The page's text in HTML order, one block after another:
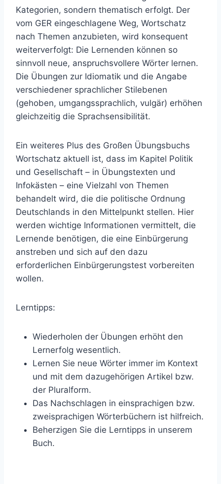
Kategorien, sondern thematisch erfolgt. Der
vom GER eingeschlagene Weg, Wortschatz
nach Themen anzubieten, wird konsequent
weiterverfolgt: Die Lernenden können so
sinnvoll neue, anspruchsvollere Wörter lernen.
Die Übungen zur Idiomatik und die Angabe
verschiedener sprachlicher Stilebenen
(gehoben, umgangssprachlich, vulgär) erhöhen
gleichzeitig die Sprachsensibilität.
Ein weiteres Plus des Großen Übungsbuchs
Wortschatz aktuell ist, dass im Kapitel Politik
und Gesellschaft – in Übungstexten und
Infokästen – eine Vielzahl von Themen
behandelt wird, die die politische Ordnung
Deutschlands in den Mittelpunkt stellen. Hier
werden wichtige Informationen vermittelt, die
Lernende benötigen, die eine Einbürgerung
anstreben und sich auf den dazu
erforderlichen Einbürgerungstest vorbereiten
wollen.
Lerntipps:
Wiederholen der Übungen erhöht den
Lernerfolg wesentlich.
Lernen Sie neue Wörter immer im Kontext
und mit dem dazugehörigen Artikel bzw.
der Pluralform.
Das Nachschlagen in einsprachigen bzw.
zweisprachigen Wörterbüchern ist hilfreich.
Beherzigen Sie die Lerntipps in unserem
Buch.